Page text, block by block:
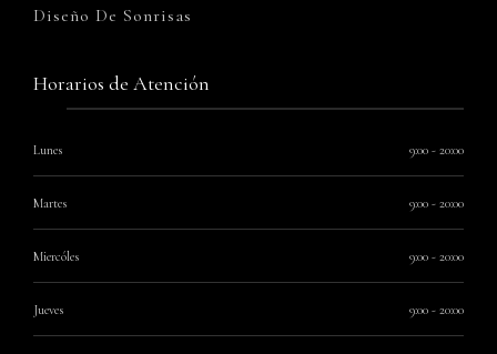
Diseño De Sonrisas
Horarios de Atención
Lunes 9:00 - 20:00
Martes 9:00 - 20:00
Miercóles 9:00 - 20:00
Jueves 9:00 - 20:00